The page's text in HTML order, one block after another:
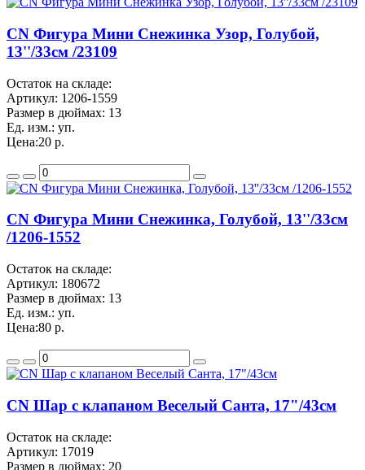
CN Фигура Мини Снежинка Узор, Голубой,
13''/33см /23109
Остаток на складе:
Артикул: 1206-1559
Размер в дюймах: 13
Ед. изм.: уп.
Цена:20 р.
CN Фигура Мини Снежинка, Голубой, 13''/33см
/1206-1552
Остаток на складе:
Артикул: 180672
Размер в дюймах: 13
Ед. изм.: уп.
Цена:80 р.
CN Шар с клапаном Веселый Санта, 17"/43см
Остаток на складе:
Артикул: 17019
Размер в дюймах: 20